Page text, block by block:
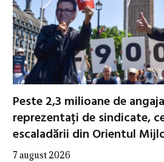
Peste 2,3 milioane de
reprezentați de sindicate,
escaladării din Orientul
7 august 2026